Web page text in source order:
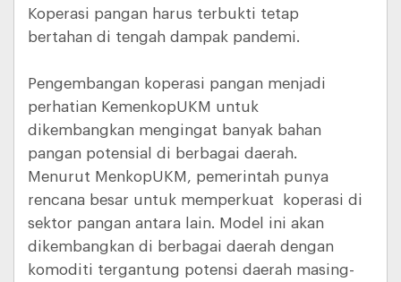
Koperasi pangan harus terbukti tetap
bertahan di tengah dampak pandemi.
Pengembangan koperasi pangan menjadi
perhatian KemenkopUKM untuk
dikembangkan mengingat banyak bahan
pangan potensial di berbagai daerah.
Menurut MenkopUKM, pemerintah punya
rencana besar untuk memperkuat koperasi di
sektor pangan antara lain. Model ini akan
dikembangkan di berbagai daerah dengan
komoditi tergantung potensi daerah masing-